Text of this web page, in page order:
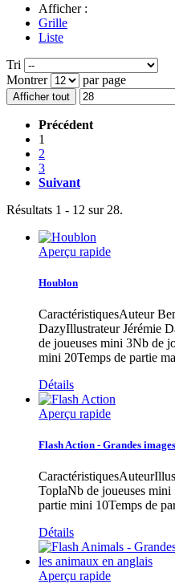
Afficher :
Grille
Liste
Tri
Montrer
par page
Afficher tout
Précédent
1
2
3
Suivant
Résultats 1 - 12 sur 28.
Aperçu rapide
Houblon
CaractéristiquesAuteur
DazyIllustrateur Jérémie
de joueuses mini 3Nb de
mini 20Temps de partie
Détails
Aperçu rapide
Flash Action - Grandes
ToplaNb de joueuses mini
partie mini 10Temps de
Détails
Aperçu rapide